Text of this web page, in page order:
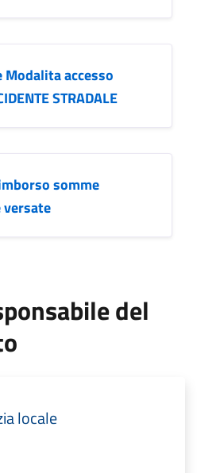
Modalita accesso
STRADALE
somme
del
locale